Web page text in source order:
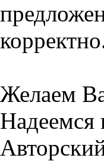
Желаем
Надеемся